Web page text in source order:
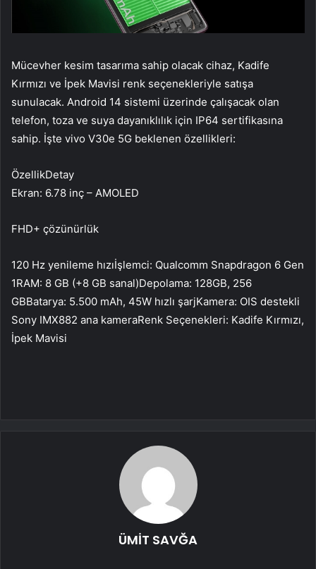
Mücevher kesim tasarıma sahip olacak cihaz, Kadife
Kırmızı ve İpek Mavisi renk seçenekleriyle satışa
sunulacak. Android 14 sistemi üzerinde çalışacak olan
telefon, toza ve suya dayanıklılık için IP64 sertifikasına
sahip. İşte vivo V30e 5G beklenen özellikleri:
ÖzellikDetay
Ekran: 6.78 inç – AMOLED
FHD+ çözünürlük
120 Hz yenileme hızıİşlemci: Qualcomm Snapdragon 6 Gen
1RAM: 8 GB (+8 GB sanal)Depolama: 128GB, 256
GBBatarya: 5.500 mAh, 45W hızlı şarjKamera: OIS destekli
Sony IMX882 ana kameraRenk Seçenekleri: Kadife Kırmızı,
İpek Mavisi
ÜMİT SAVĞA